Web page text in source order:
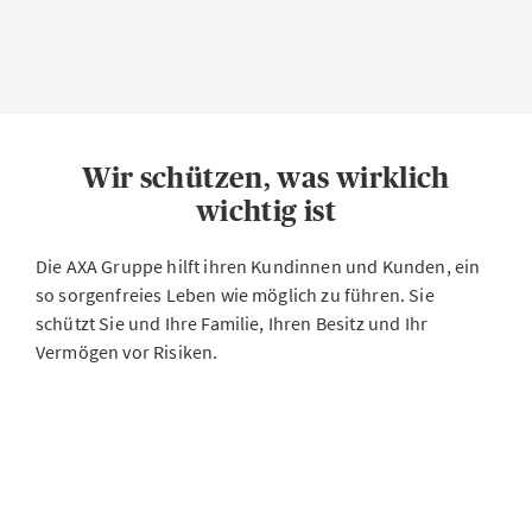
Wir schützen, was wirklich
wichtig ist
Die AXA Gruppe hilft ihren Kundinnen und Kunden, ein
so sorgenfreies Leben wie möglich zu führen. Sie
schützt Sie und Ihre Familie, Ihren Besitz und Ihr
Vermögen vor Risiken.